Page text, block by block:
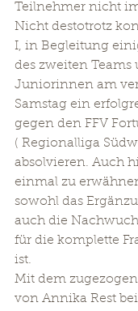
Teilnehmer nicht
Nicht destotrotz
I, in Begleitung
des zweiten Teams
Juniorinnen am
Samstag ein
gegen den FFV
( Regionalliga
absolvieren. Auch
einmal zu
sowohl das
auch die
für die komplette
ist.
Mit dem
von Annika Rest